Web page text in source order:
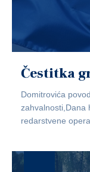
Čestitka
Domitrovića
zahvalnosti,Dana
redarstvene